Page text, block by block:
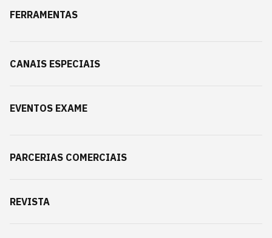
FERRAMENTAS
CANAIS ESPECIAIS
EVENTOS EXAME
PARCERIAS COMERCIAIS
REVISTA